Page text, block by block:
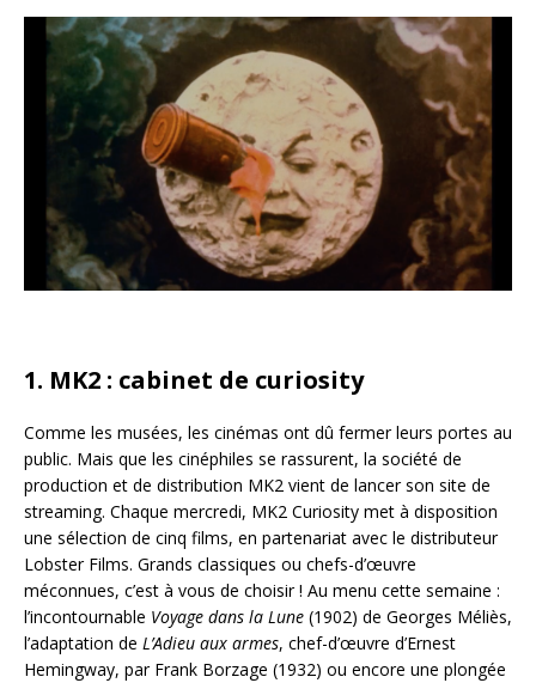
1. MK2 : cabinet de curiosity
Comme les musées, les cinémas ont dû fermer leurs portes au
public. Mais que les cinéphiles se rassurent, la société de
production et de distribution MK2 vient de lancer son site de
streaming. Chaque mercredi, MK2 Curiosity met à disposition
une sélection de cinq films, en partenariat avec le distributeur
Lobster Films. Grands classiques ou chefs-d’œuvre
méconnues, c’est à vous de choisir ! Au menu cette semaine :
l’incontournable Voyage dans la Lune (1902) de Georges Méliès,
l’adaptation de L’Adieu aux armes, chef-d’œuvre d’Ernest
Hemingway, par Frank Borzage (1932) ou encore une plongée